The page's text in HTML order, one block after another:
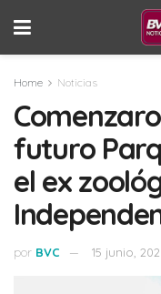
Home Noticias
futuro
el ex
por BVC 15 junio,